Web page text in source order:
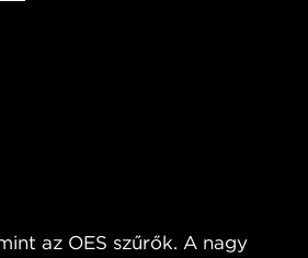
az OES szűrők. A nagy